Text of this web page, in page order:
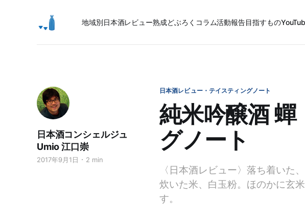
地域別日本酒レビュー熟成どぶろく コラム活動報告目指すもの
日本酒レビュー・テイスティングノート
純米吟醸酒
グノート
日本酒コンシェルジュ
Umio 江口崇
2017年9月1日 2 min
〈日本酒レビュー〉落ち着いた
炊いた米、白玉粉。ほのかに玄
す。